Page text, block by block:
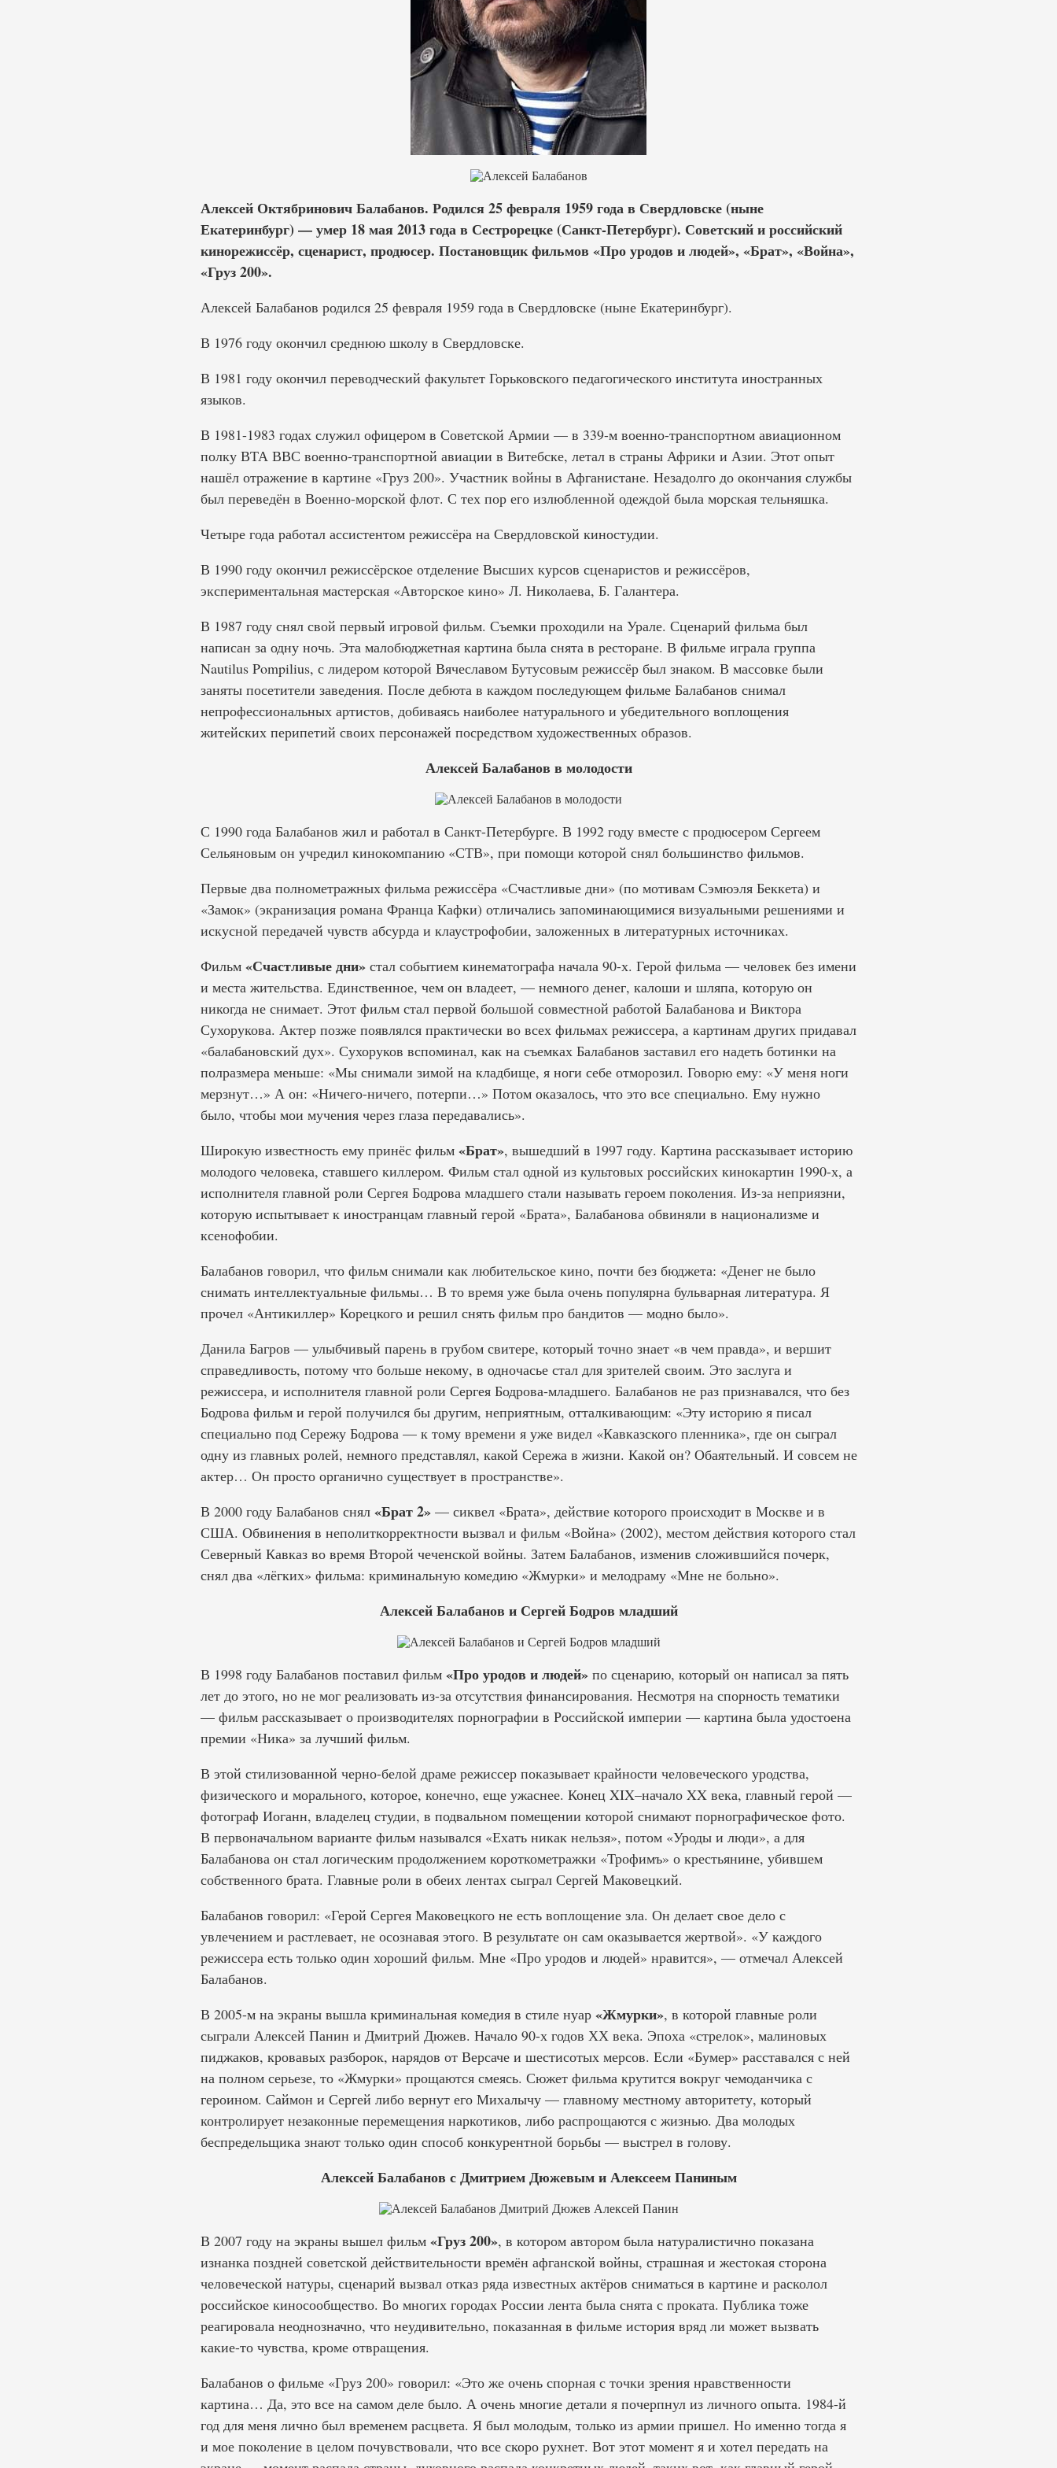
Алексей Октябринович Балабанов. Родился 25 февраля 1959 года в Свердловске (ныне
Екатеринбург) — умер 18 мая 2013 года в Сестрорецке (Санкт-Петербург). Советский и российский
кинорежиссёр, сценарист, продюсер. Постановщик фильмов «Про уродов и людей», «Брат», «Война»,
«Груз 200».
Алексей Балабанов родился 25 февраля 1959 года в Свердловске (ныне Екатеринбург).
В 1976 году окончил среднюю школу в Свердловске.
В 1981 году окончил переводческий факультет Горьковского педагогического института иностранных
языков.
В 1981-1983 годах служил офицером в Советской Армии — в 339-м военно-транспортном авиационном
полку ВТА ВВС военно-транспортной авиации в Витебске, летал в страны Африки и Азии. Этот опыт
нашёл отражение в картине «Груз 200». Участник войны в Афганистане. Незадолго до окончания службы
был переведён в Военно-морской флот. С тех пор его излюбленной одеждой была морская тельняшка.
Четыре года работал ассистентом режиссёра на Свердловской киностудии.
В 1990 году окончил режиссёрское отделение Высших курсов сценаристов и режиссёров,
экспериментальная мастерская «Авторское кино» Л. Николаева, Б. Галантера.
В 1987 году снял свой первый игровой фильм. Съемки проходили на Урале. Сценарий фильма был
написан за одну ночь. Эта малобюджетная картина была снята в ресторане. В фильме играла группа
Nautilus Pompilius, с лидером которой Вячеславом Бутусовым режиссёр был знаком. В массовке были
заняты посетители заведения. После дебюта в каждом последующем фильме Балабанов снимал
непрофессиональных артистов, добиваясь наиболее натурального и убедительного воплощения
житейских перипетий своих персонажей посредством художественных образов.
Алексей Балабанов в молодости
С 1990 года Балабанов жил и работал в Санкт-Петербурге. В 1992 году вместе с продюсером Сергеем
Сельяновым он учредил кинокомпанию «СТВ», при помощи которой снял большинство фильмов.
Первые два полнометражных фильма режиссёра «Счастливые дни» (по мотивам Сэмюэля Беккета) и
«Замок» (экранизация романа Франца Кафки) отличались запоминающимися визуальными решениями и
искусной передачей чувств абсурда и клаустрофобии, заложенных в литературных источниках.
Фильм «Счастливые дни»стал событием кинематографа начала 90-х. Герой фильма — человек без имени
и места жительства. Единственное, чем он владеет, — немного денег, калоши и шляпа, которую он
никогда не снимает. Этот фильм стал первой большой совместной работой Балабанова и Виктора
Сухорукова. Актер позже появлялся практически во всех фильмах режиссера, а картинам других придавал
«балабановский дух». Сухоруков вспоминал, как на съемках Балабанов заставил его надеть ботинки на
полразмера меньше: «Мы снимали зимой на кладбище, я ноги себе отморозил. Говорю ему: «У меня ноги
мерзнут…» А он: «Ничего-ничего, потерпи…» Потом оказалось, что это все специально. Ему нужно
было, чтобы мои мучения через глаза передавались».
Широкую известность ему принёс фильм «Брат», вышедший в 1997 году. Картина рассказывает историю
молодого человека, ставшего киллером. Фильм стал одной из культовых российских кинокартин 1990-х, а
исполнителя главной роли Сергея Бодрова младшего стали называть героем поколения. Из-за неприязни,
которую испытывает к иностранцам главный герой «Брата», Балабанова обвиняли в национализме и
ксенофобии.
Балабанов говорил, что фильм снимали как любительское кино, почти без бюджета: «Денег не было
снимать интеллектуальные фильмы… В то время уже была очень популярна бульварная литература. Я
прочел «Антикиллер» Корецкого и решил снять фильм про бандитов — модно было».
Данила Багров — улыбчивый парень в грубом свитере, который точно знает «в чем правда», и вершит
справедливость, потому что больше некому, в одночасье стал для зрителей своим. Это заслуга и
режиссера, и исполнителя главной роли Сергея Бодрова-младшего. Балабанов не раз признавался, что без
Бодрова фильм и герой получился бы другим, неприятным, отталкивающим: «Эту историю я писал
специально под Сережу Бодрова — к тому времени я уже видел «Кавказского пленника», где он сыграл
одну из главных ролей, немного представлял, какой Сережа в жизни. Какой он? Обаятельный. И совсем не
актер… Он просто органично существует в пространстве».
В 2000 году Балабанов снял «Брат 2»— сиквел «Брата», действие которого происходит в Москве и в
США. Обвинения в неполиткорректности вызвал и фильм «Война» (2002), местом действия которого стал
Северный Кавказ во время Второй чеченской войны. Затем Балабанов, изменив сложившийся почерк,
снял два «лёгких» фильма: криминальную комедию «Жмурки» и мелодраму «Мне не больно».
Алексей Балабанов и Сергей Бодров младший
В 1998 году Балабанов поставил фильм «Про уродов и людей»по сценарию, который он написал за пять
лет до этого, но не мог реализовать из-за отсутствия финансирования. Несмотря на спорность тематики
— фильм рассказывает о производителях порнографии в Российской империи — картина была удостоена
премии «Ника» за лучший фильм.
В этой стилизованной черно-белой драме режиссер показывает крайности человеческого уродства,
физического и морального, которое, конечно, еще ужаснее. Конец XIX–начало XX века, главный герой —
фотограф Иоганн, владелец студии, в подвальном помещении которой снимают порнографическое фото.
В первоначальном варианте фильм назывался «Ехать никак нельзя», потом «Уроды и люди», а для
Балабанова он стал логическим продолжением короткометражки «Трофимъ» о крестьянине, убившем
собственного брата. Главные роли в обеих лентах сыграл Сергей Маковецкий.
Балабанов говорил: «Герой Сергея Маковецкого не есть воплощение зла. Он делает свое дело с
увлечением и растлевает, не осознавая этого. В результате он сам оказывается жертвой». «У каждого
режиссера есть только один хороший фильм. Мне «Про уродов и людей» нравится», — отмечал Алексей
Балабанов.
В 2005-м на экраны вышла криминальная комедия в стиле нуар «Жмурки», в которой главные роли
сыграли Алексей Панин и Дмитрий Дюжев. Начало 90-х годов ХХ века. Эпоха «стрелок», малиновых
пиджаков, кровавых разборок, нарядов от Версаче и шестисотых мерсов. Если «Бумер» расставался с ней
на полном серьезе, то «Жмурки» прощаются смеясь. Сюжет фильма крутится вокруг чемоданчика с
героином. Саймон и Сергей либо вернут его Михалычу — главному местному авторитету, который
контролирует незаконные перемещения наркотиков, либо распрощаются с жизнью. Два молодых
беспредельщика знают только один способ конкурентной борьбы — выстрел в голову.
Алексей Балабанов с Дмитрием Дюжевым и Алексеем Паниным
В 2007 году на экраны вышел фильм «Груз 200», в котором автором была натуралистично показана
изнанка поздней советской действительности времён афганской войны, страшная и жестокая сторона
человеческой натуры, сценарий вызвал отказ ряда известных актёров сниматься в картине и расколол
российское киносообщество. Во многих городах России лента была снята с проката. Публика тоже
реагировала неоднозначно, что неудивительно, показанная в фильме история вряд ли может вызвать
какие-то чувства, кроме отвращения.
Балабанов о фильме «Груз 200» говорил: «Это же очень спорная с точки зрения нравственности
картина… Да, это все на самом деле было. А очень многие детали я почерпнул из личного опыта. 1984-й
год для меня лично был временем расцвета. Я был молодым, только из армии пришел. Но именно тогда я
и мое поколение в целом почувствовали, что все скоро рухнет. Вот этот момент я и хотел передать на